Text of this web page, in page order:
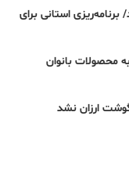
استانی برای
محصولات بانوان